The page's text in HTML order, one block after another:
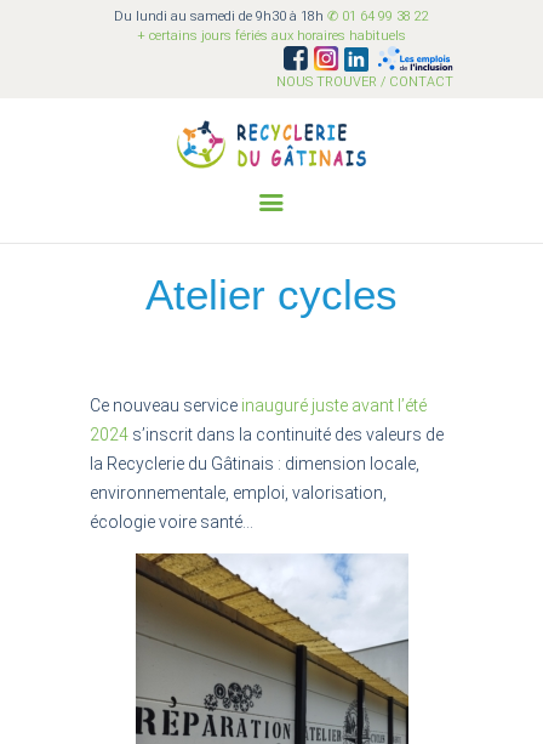
Du lundi au samedi de 9h30 à 18h ✆ 01 64 99 38 22
+ certains jours fériés aux horaires habituels
NOUS TROUVER / CONTACT
Atelier cycles
Recyclerie du Gâtinais
Ensemble on est plus fort !
QUI SOMMES-NOUS?
COLLECTER
SENSIBILISER
BÉNÉVOLAT
FAQ
Ce nouveau service inauguré juste avant l’été
2024 s’inscrit dans la continuité des valeurs de
la Recyclerie du Gâtinais : dimension locale,
environnementale, emploi, valorisation,
écologie voire santé…